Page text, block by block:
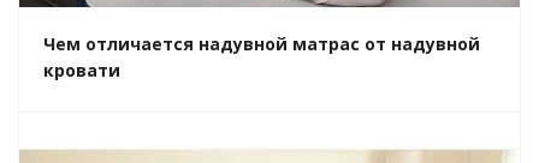
Чем отличается надувной матрас от надувной
кровати